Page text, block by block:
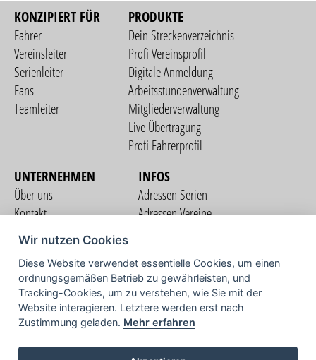
KONZIPIERT FÜR
Fahrer
Vereinsleiter
Serienleiter
Fans
Teamleiter
PRODUKTE
Dein Streckenverzeichnis
Profi Vereinsprofil
Digitale Anmeldung
Arbeitsstundenverwaltung
Mitgliederverwaltung
Live Übertragung
Profi Fahrerprofil
UNTERNEHMEN
Über uns
Kontakt
Nutzungsbedingungen
Datenschutzerklärung
Impressum
INFOS
Adressen Serien
Adressen Vereine
COMMUNITY
TV
Wir nutzen Cookies
Diese Website verwendet essentielle Cookies, um einen
ordnungsgemäßen Betrieb zu gewährleisten, und
Tracking-Cookies, um zu verstehen, wie Sie mit der
Website interagieren. Letztere werden erst nach
Zustimmung geladen. Mehr erfahren